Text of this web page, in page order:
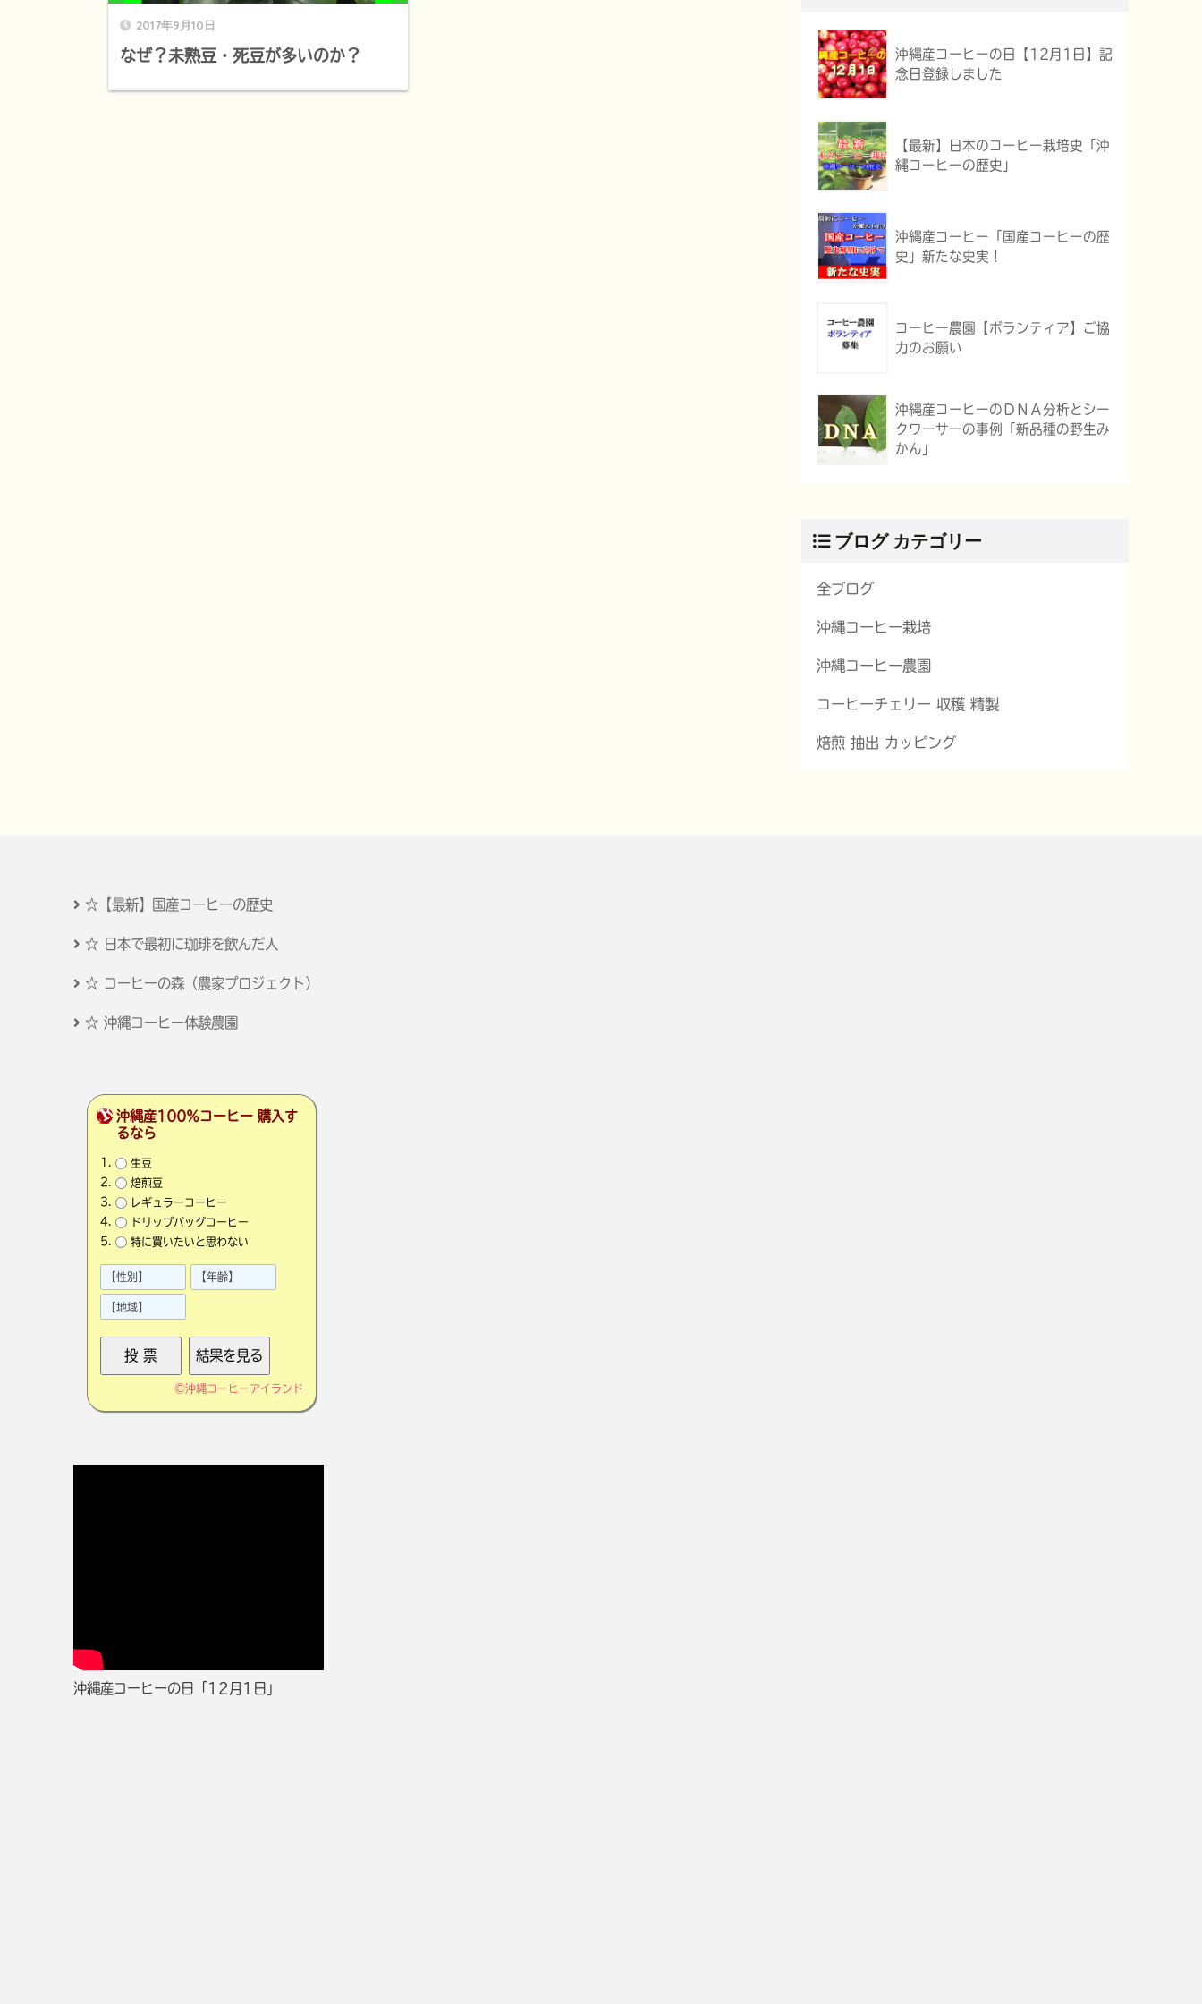
2017年9月10日
なぜ？未熟豆・死豆が多いのか？
沖縄産コーヒーの日【12月1日】記
念日登録しました
【最新】日本のコーヒー栽培史「沖
縄コーヒーの歴史」
沖縄産コーヒー「国産コーヒーの歴
史」新たな史実！
コーヒー農園【ボランティア】ご協
力のお願い
沖縄産コーヒーのＤＮＡ分析とシー
クワーサーの事例「新品種の野生み
かん」
ブログ カテゴリー
全ブログ
沖縄コーヒー栽培
沖縄コーヒー農園
コーヒーチェリー 収穫 精製
焙煎 抽出 カッピング
☆【最新】国産コーヒーの歴史
☆ 日本で最初に珈琲を飲んだ人
☆ コーヒーの森（農家プロジェクト）
☆ 沖縄コーヒー体験農園
沖縄産100％コーヒー 購入す
るなら
生豆
焙煎豆
レギュラーコーヒー
ドリップバッグコーヒー
特に買いたいと思わない
©沖縄コーヒーアイランド
沖縄産コーヒーの日「12月1日」